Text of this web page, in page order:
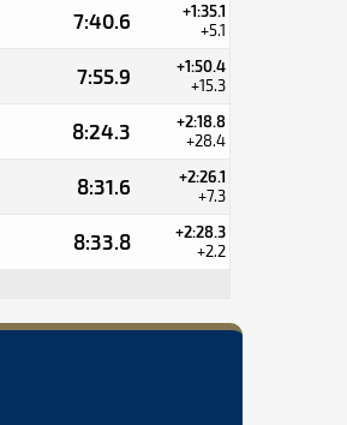
7:40.6 +1:35.1
+5.1
7:55.9 +1:50.4
+15.3
8:24.3 +2:18.8
+28.4
8:31.6 +2:26.1
+7.3
8:33.8 +2:28.3
+2.2